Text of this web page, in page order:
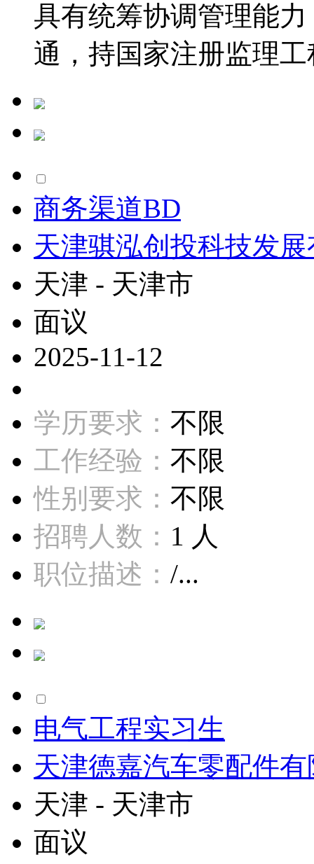
具有统筹协调管理能
通，持国家注册监理工
商务渠道BD
天津骐泓创投科技发
天津 - 天津市
面议
2025-11-12
学历要求： 不限
工作经验： 不限
性别要求： 不限
招聘人数： 1 人
职位描述： /...
电气工程实习生
天津德嘉汽车零配件
天津 - 天津市
面议